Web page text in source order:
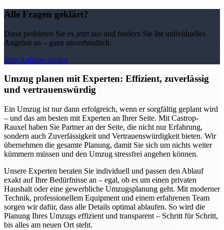
Alle Fragen geklärt?
Dann probieren Sie es jetzt aus und fordern Sie Ihr individuelles
Angebot an – ganz unverbindlich.
Jetzt Anfrage starten
Umzug planen mit Experten: Effizient, zuverlässig
und vertrauenswürdig
Ein Umzug ist nur dann erfolgreich, wenn er sorgfältig geplant wird
– und das am besten mit Experten an Ihrer Seite. Mit Castrop-
Rauxel haben Sie Partner an der Seite, die nicht nur Erfahrung,
sondern auch Zuverlässigkeit und Vertrauenswürdigkeit bieten. Wir
übernehmen die gesamte Planung, damit Sie sich um nichts weiter
kümmern müssen und den Umzug stressfrei angehen können.
Unsere Experten beraten Sie individuell und passen den Ablauf
exakt auf Ihre Bedürfnisse an – egal, ob es um einen privaten
Haushalt oder eine gewerbliche Umzugsplanung geht. Mit moderner
Technik, professionellem Equipment und einem erfahrenen Team
sorgen wir dafür, dass alle Details optimal ablaufen. So wird die
Planung Ihres Umzugs effizient und transparent – Schritt für Schritt,
bis alles am neuen Ort steht.